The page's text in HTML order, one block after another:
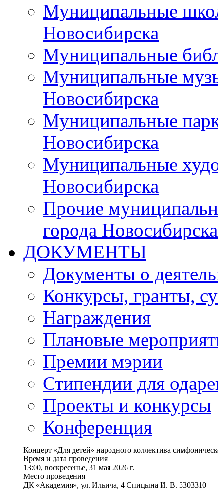
Муниципальные
Новосибирска
Муниципальные
Муниципальные
Новосибирска
Муниципальные
Новосибирска
Муниципальные
Новосибирска
Прочие
города Новосибирска
ДОКУМЕНТЫ
Документы о
Конкурсы, гранты,
Награждения
Плановые
Премии мэрии
Стипендии для
Проекты и конкурсы
Конференция
Концерт «Для детей» народного коллектива
Время и дата проведения
13:00, воскресенье, 31 мая 2026 г.
Место проведения
ДК «Академия», ул. Ильича, 4 Спицына И. В. 3303310